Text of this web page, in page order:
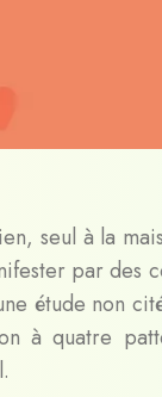
seul à la
par des
étude non
à quatre